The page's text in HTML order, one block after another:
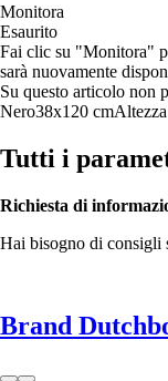
Monitora
Esaurito
Fai clic su "Monitora"
sarà nuovamente
Su questo articolo non
Nero38x120 cm
Tutti i
Richiesta di
Hai bisogno di consigli
Brand